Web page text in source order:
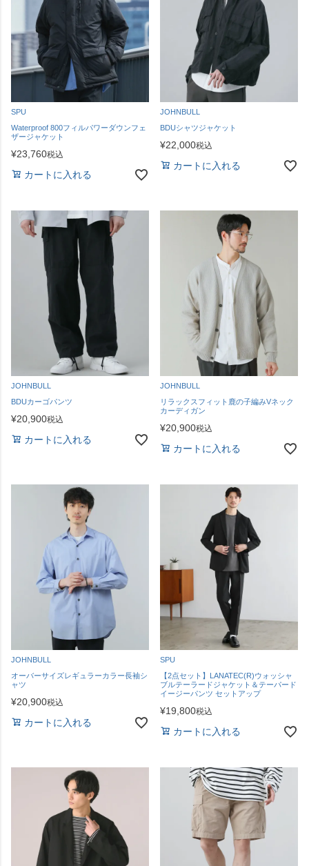
SPU
Waterproof 800フィルパワーダウンフェ
ザージャケット
¥23,760税込
カートに入れる
JOHNBULL
BDUシャツジャケット
¥22,000税込
カートに入れる
JOHNBULL
BDUカーゴパンツ
¥20,900税込
カートに入れる
JOHNBULL
リラックスフィット鹿の子編みVネック
カーディガン
¥20,900税込
カートに入れる
JOHNBULL
オーバーサイズレギュラーカラー長袖シ
ャツ
¥20,900税込
カートに入れる
SPU
【2点セット】LANATEC(R)ウォッシャ
ブルテーラードジャケット＆テーパード
イージーパンツ セットアップ
¥19,800税込
カートに入れる